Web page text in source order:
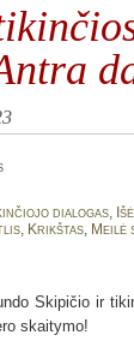
dialogas,
, Krikštas, Meilė
Skipičio ir
skaitymo!